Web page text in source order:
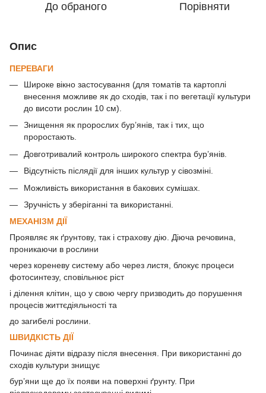
До обраного Порівняти
Опис
ПЕРЕВАГИ
Широке вікно застосування (для томатів та картоплі
внесення можливе як до сходів, так і по вегетації культури
до висоти рослин 10 см).
Знищення як пророслих бур’янів, так і тих, що
проростають.
Довготривалий контроль широкого спектра бур’янів.
Відсутність післядії для інших культур у сівозміні.
Можливість використання в бакових сумішах.
Зручність у зберіганні та використанні.
МЕХАНІЗМ ДІЇ
Проявляє як ґрунтову, так і страхову дію. Діюча речовина,
проникаючи в рослини
через кореневу систему або через листя, блокує процеси
фотосинтезу, сповільнює ріст
і ділення клітин, що у свою чергу призводить до порушення
процесів життєдіяльності та
до загибелі рослини.
ШВИДКІСТЬ ДІЇ
Починає діяти відразу після внесення. При використанні до
сходів культури знищує
бур’яни ще до їх появи на поверхні ґрунту. При